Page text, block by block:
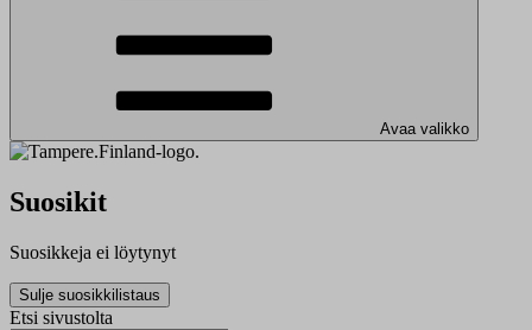
Avaa valikko
Suosikit
Suosikkeja ei löytynyt
Sulje suosikkilistaus
Etsi sivustolta